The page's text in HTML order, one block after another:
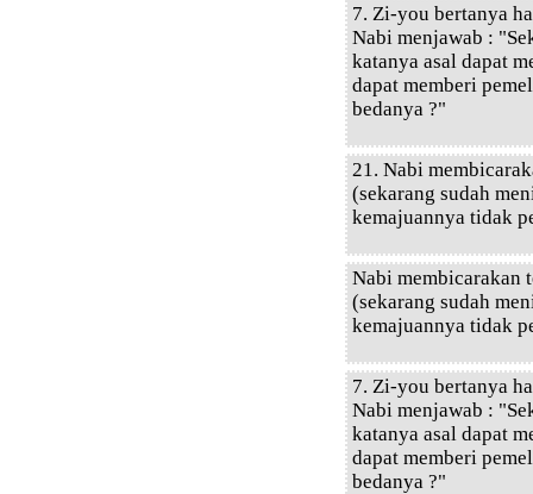
7. Zi-you bertanya
Nabi menjawab :
katanya asal dapat
dapat memberi
bedanya ?"
21. Nabi
(sekarang sudah
kemajuannya tidak
Nabi membicarakan
(sekarang sudah
kemajuannya tidak
7. Zi-you bertanya
Nabi menjawab :
katanya asal dapat
dapat memberi
bedanya ?"